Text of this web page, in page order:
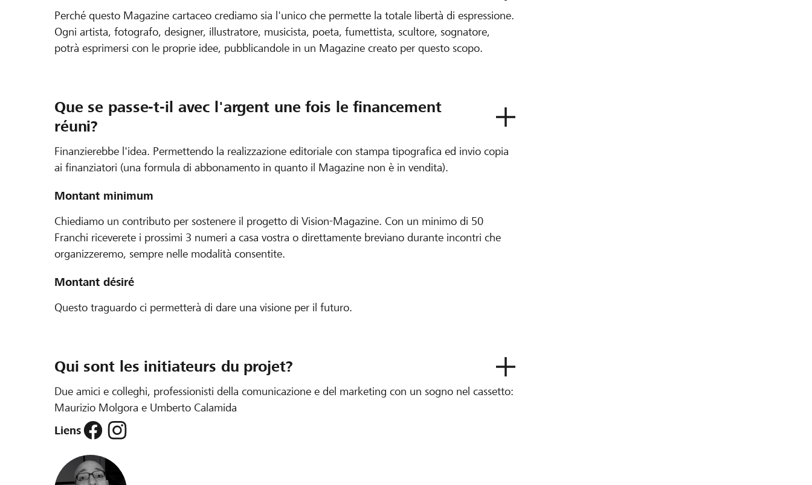
Perché questo Magazine cartaceo crediamo sia l'unico che permette la totale libertà di espressione.
Ogni artista, fotografo, designer, illustratore, musicista, poeta, fumettista, scultore, sognatore,
potrà esprimersi con le proprie idee, pubblicandole in un Magazine creato per questo scopo.
Que se passe-t-il avec l'argent une fois le financement
réuni?
Finanzierebbe l'idea. Permettendo la realizzazione editoriale con stampa tipografica ed invio copia
ai finanziatori (una formula di abbonamento in quanto il Magazine non è in vendita).
Montant minimum
Chiediamo un contributo per sostenere il progetto di Vision-Magazine. Con un minimo di 50
Franchi riceverete i prossimi 3 numeri a casa vostra o direttamente breviano durante incontri che
organizzeremo, sempre nelle modalità consentite.
Montant désiré
Questo traguardo ci permetterà di dare una visione per il futuro.
Qui sont les initiateurs du projet?
Due amici e colleghi, professionisti della comunicazione e del marketing con un sogno nel cassetto:
Maurizio Molgora e Umberto Calamida
Liens